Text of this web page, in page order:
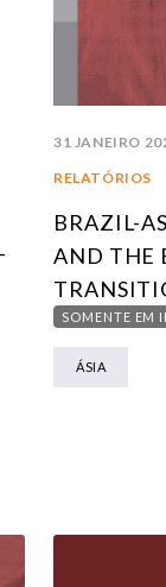
31 JANEIRO
RELATÓRIOS
BRAZIL-
AND THE
SOMENTE EM
ÁSIA